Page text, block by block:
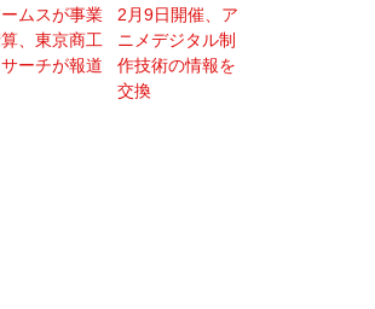
ムスが事業
、東京商工
サーチが報道
2月9日開催、ア
ニメデジタル制
作技術の情報を
交換